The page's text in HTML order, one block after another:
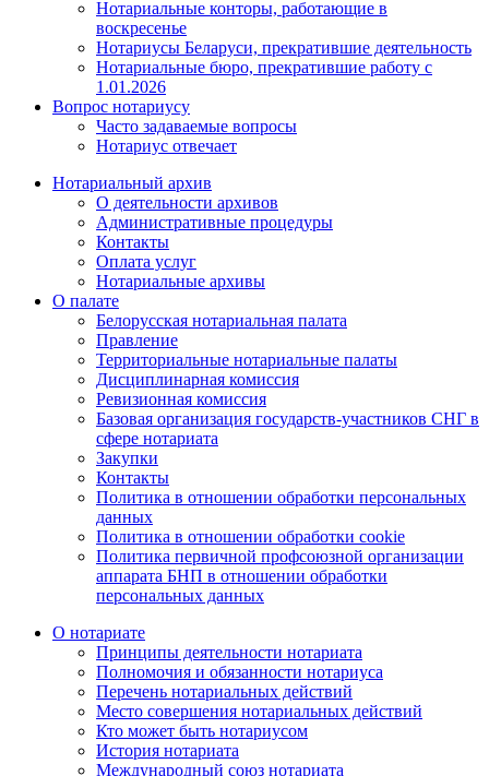
Нотариальные конторы, работающие в
воскресенье
Нотариусы Беларуси, прекратившие деятельность
Нотариальные бюро, прекратившие работу с
1.01.2026
Вопрос нотариусу
Часто задаваемые вопросы
Нотариус отвечает
Нотариальный архив
О деятельности архивов
Административные процедуры
Контакты
Оплата услуг
Нотариальные архивы
О палате
Белорусская нотариальная палата
Правление
Территориальные нотариальные палаты
Дисциплинарная комиссия
Ревизионная комиссия
Базовая организация государств-участников СНГ в
сфере нотариата
Закупки
Контакты
Политика в отношении обработки персональных
данных
Политика в отношении обработки cookie
Политика первичной профсоюзной организации
аппарата БНП в отношении обработки
персональных данных
О нотариате
Принципы деятельности нотариата
Полномочия и обязанности нотариуса
Перечень нотариальных действий
Место совершения нотариальных действий
Кто может быть нотариусом
История нотариата
Международный союз нотариата